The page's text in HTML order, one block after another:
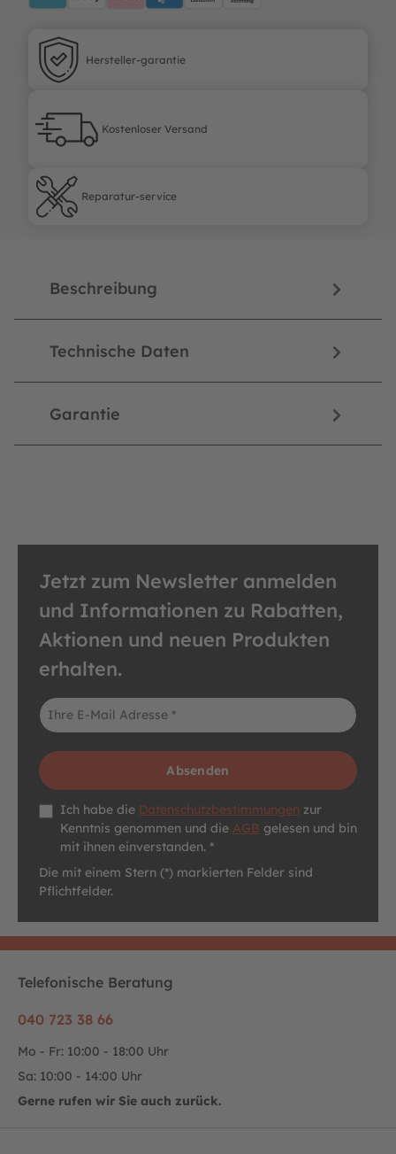
Hersteller-garantie
Hersteller-garantie
Kostenloser Versand
Kostenloser Versand
Reparatur-service
Reparatur-service
Beschreibung
Technische Daten
Garantie
Jetzt zum Newsletter anmelden
und Informationen zu Rabatten,
Aktionen und neuen Produkten
erhalten.
E-Mail-Adresse*
Absenden
Datenschutz *
Ich habe die Datenschutzbestimmungen zur
Kenntnis genommen und die AGB gelesen und bin
mit ihnen einverstanden. *
Die mit einem Stern (*) markierten Felder sind
Pflichtfelder.
Telefonische Beratung
040 723 38 66
Mo - Fr: 10:00 - 18:00 Uhr
Sa: 10:00 - 14:00 Uhr
Gerne rufen wir Sie auch zurück.